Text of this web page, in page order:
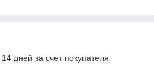
дней за счет покупателя